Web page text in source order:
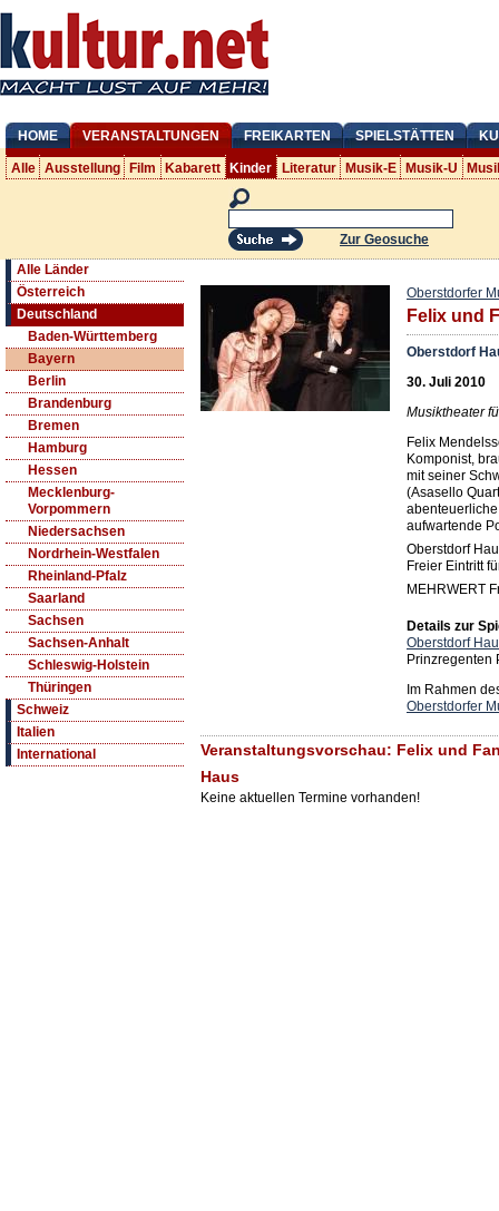
HOME VERANSTALTUNGEN FREIKARTEN SPIELSTÄTTEN
Alle Ausstellung Film Kabarett Kinder Literatur Musik-E Musik-U
Zur Geosuche
Alle Länder
Österreich
Deutschland
Baden-Württemberg
Bayern
Berlin
Brandenburg
Bremen
Hamburg
Hessen
Mecklenburg-
Vorpommern
Niedersachsen
Nordrhein-Westfalen
Rheinland-Pfalz
Saarland
Sachsen
Sachsen-Anhalt
Schleswig-Holstein
Thüringen
Schweiz
Italien
International
Oberstdorfer
Felix und
Oberstdorf
30. Juli 2010
Musiktheater
Felix
Komponist,
mit seiner
(Asasello
aufwartende
Oberstdorf
Freier Eintritt
MEHRWERT
Details zur
Oberstdorf
Prinzregenten
Im Rahmen
Oberstdorfer
Veranstaltungsvorschau: Felix und
Haus
Keine aktuellen Termine vorhanden!